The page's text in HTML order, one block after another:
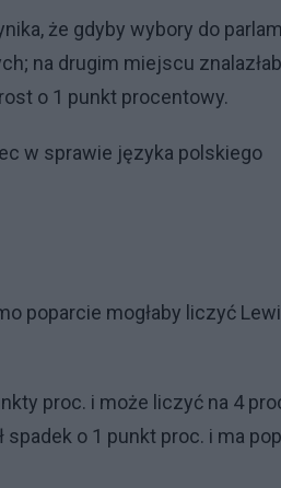
że gdyby wybory do
na drugim miejscu
o 1 punkt procentowy.
w sprawie języka polskiego
poparcie mogłaby liczyć
proc. i może liczyć na 4
spadek o 1 punkt proc. i ma